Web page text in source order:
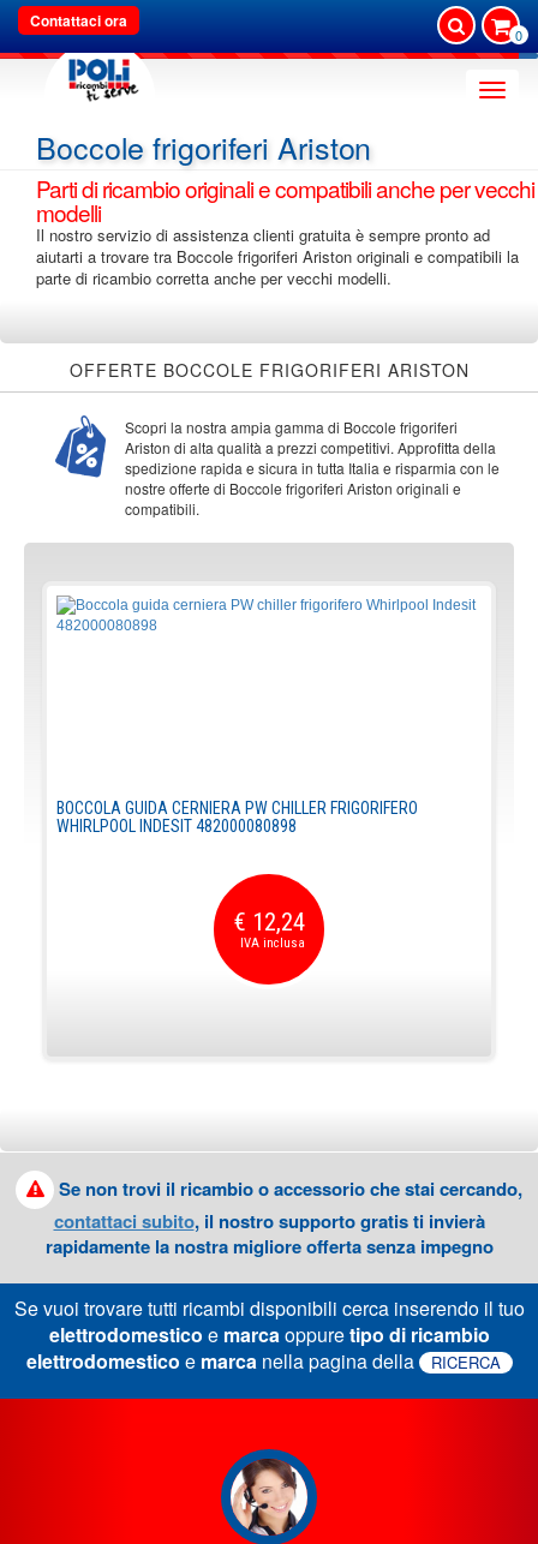
Contattaci ora
0
Toggle
Boccole frigoriferi Ariston
Parti di ricambio originali e compatibili anche per vecchi
modelli
Il nostro servizio di assistenza clienti gratuita è sempre pronto ad
aiutarti a trovare tra Boccole frigoriferi Ariston originali e compatibili la
parte di ricambio corretta anche per vecchi modelli.
OFFERTE BOCCOLE FRIGORIFERI ARISTON
Scopri la nostra ampia gamma di Boccole frigoriferi
Ariston di alta qualità a prezzi competitivi. Approfitta della
spedizione rapida e sicura in tutta Italia e risparmia con le
nostre offerte di Boccole frigoriferi Ariston originali e
compatibili.
BOCCOLA GUIDA CERNIERA PW CHILLER FRIGORIFERO
WHIRLPOOL INDESIT 482000080898
€ 12,24
Se non trovi il ricambio o accessorio che stai cercando,
contattaci subito, il nostro supporto gratis ti invierà
rapidamente la nostra migliore offerta senza impegno
Se vuoi trovare tutti ricambi disponibili cerca inserendo il tuo
elettrodomestico e marcaoppuretipo di ricambio
elettrodomestico e marcanella pagina della RICERCA